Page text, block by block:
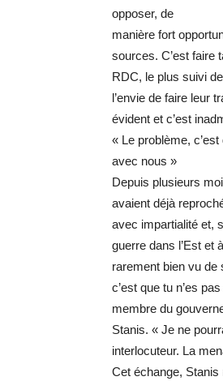
opposer, de
manière fort
sources. C’est faire
RDC, le plus suivi
l’envie de faire leur
évident et c’est
« Le problème, c’est
avec nous »
Depuis plusieurs
avaient déjà
avec impartialité et,
guerre dans l’Est et
rarement bien vu de
c’est que tu n’es
membre du
Stanis. « Je ne
interlocuteur. La
Cet échange, Stanis